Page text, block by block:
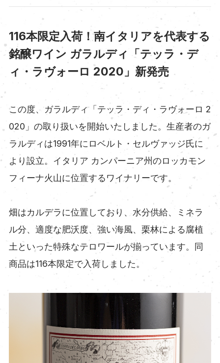
116本限定入荷！南イタリアを代表する
銘醸ワイン ガラルディ「テッラ・デ
ィ・ラヴォーロ 2020」新発売
この度、ガラルディ「テッラ・ディ・ラヴォーロ 2
020」の取り扱いを開始いたしました。生産者のガ
ラルディは1991年にロベルト・セルヴァッジ氏に
より設立。イタリア カンパーニア州のロッカモン
フィーナ火山に位置するワイナリーです。
畑はカルデラに位置しており、水分供給、ミネラ
ル分、適度な肥沃度、強い海風、栗林による腐植
土といった特殊なテロワールが揃っています。同
商品は116本限定で入荷しました。